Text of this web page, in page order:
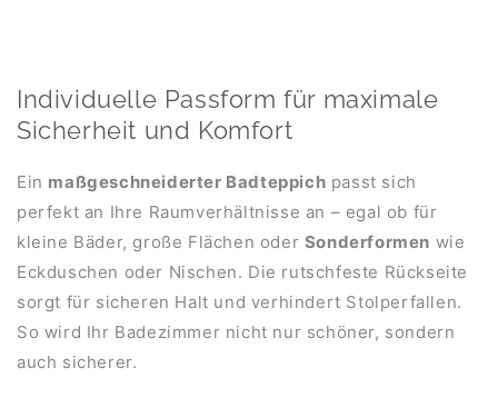
Individuelle Passform für maximale
Sicherheit und Komfort
Ein maßgeschneiderter Badteppich passt sich
perfekt an Ihre Raumverhältnisse an – egal ob für
kleine Bäder, große Flächen oder Sonderformen wie
Eckduschen oder Nischen. Die rutschfeste Rückseite
sorgt für sicheren Halt und verhindert Stolperfallen.
So wird Ihr Badezimmer nicht nur schöner, sondern
auch sicherer.